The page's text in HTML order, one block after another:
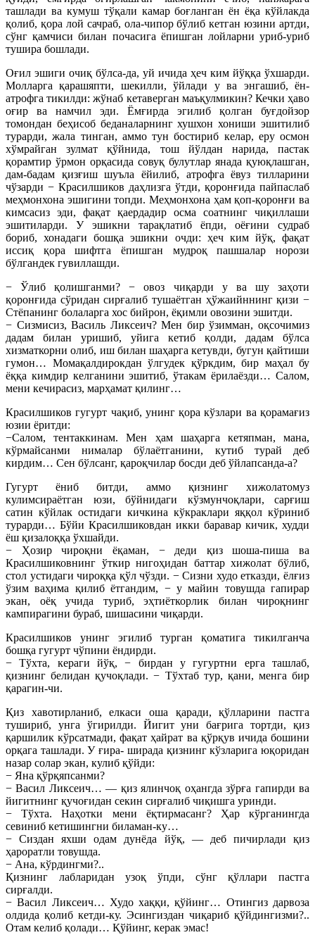
ташлади ва кумуш тўқали камар боғланган ён ёқа кўйлакда
қолиб, қора лой сачраб, ола-чипор бўлиб кетган юзини артди,
сўнг қамчиси билан почасига ёпишган лойларни уриб-уриб
тушира бошлади.
Оғил эшиги очиқ бўлса-да, уй ичида ҳеч ким йўққа ўхшарди.
Молларга қарашяпти, шекилли, ўйлади у ва энгашиб, ён-
атрофга тикилди: жўнаб кетаверган маъқулмикин? Кечки ҳаво
оғир ва намчил эди. Ёмғирда эгилиб қолган буғдойзор
томондан беҳисоб беданаларнинг хушхон хониши эшитилиб
турарди, жала тинган, аммо тун бостириб келар, еру осмон
хўмрайган зулмат қўйнида, тош йўлдан нарида, пастак
қорамтир ўрмон орқасида совуқ булутлар янада қуюқлашган,
дам-бадам қизғиш шуъла ёйилиб, атрофга ёвуз тилларини
чўзарди − Красилшиков даҳлизга ўтди, қоронғида пайпаслаб
меҳмонхона эшигини топди. Меҳмонхона ҳам қоп-қоронғи ва
кимсасиз эди, фақат қаердадир осма соатнинг чиқиллаши
эшитиларди. У эшикни тарақлатиб ёпди, оёғини судраб
бориб, хонадаги бошқа эшикни очди: ҳеч ким йўқ, фақат
иссиқ қора шифтга ёпишган мудроқ пашшалар норози
бўлгандек гувиллашди.
− Ўлиб қолишганми? − овоз чиқарди у ва шу заҳоти
қоронғида сўридан сирғалиб тушаётган ҳўжаийннинг қизи −
Стёпанинг болаларга хос бийрон, ёқимли овозини эшитди.
− Сизмисиз, Василь Ликсеич? Мен бир ўзимман, оқсочимиз
дадам билан уришиб, уйига кетиб қолди, дадам бўлса
хизматкорни олиб, иш билан шаҳарга кетувди, бугун қайтиши
гумон… Момақалдирокдан ўлгудек қўркдим, бир маҳал бу
ёққа кимдир келганини эшитиб, ўтакам ёрилаёзди… Салом,
мени кечирасиз, марҳамат қилинг…
Красилшиков гугурт чақиб, унинг қора кўзлари ва қорамағиз
юзии ёритди:
−Салом, тентаккинам. Мен ҳам шаҳарга кетяпман, мана,
кўрмайсанми нималар бўлаётганини, кутиб турай деб
кирдим… Сен бўлсанг, қароқчилар босди деб ўйлапсанда-а?
Гугурт ёниб битди, аммо қизнинг хижолатомуз
кулимсираётган юзи, бўйнидаги кўзмунчоқлари, сарғиш
сатин кўйлак остидаги кичкина кўкраклари яққол кўриниб
турарди… Бўйи Красилшиковдан икки баравар кичик, худди
ёш қизалоққа ўхшайди.
− Ҳозир чироқни ёқаман, − деди қиз шоша-пиша ва
Красилшиковнинг ўткир нигоҳидан баттар хижолат бўлиб,
стол устидаги чироққа қўл чўзди. − Сизни худо етказди, ёлғиз
ўзим ваҳима қилиб ётгандим, − у майин товушда гапирар
экан, оёқ учида туриб, эҳтиёткорлик билан чироқнинг
кампирагини бураб, шишасини чиқарди.
Красилшиков унинг эгилиб турган қоматига тикилганча
бошқа гугурт чўпини ёндирди.
− Тўхта, кераги йўқ, − бирдан у гугуртни ерга ташлаб,
қизнинг белидан қучоқлади. − Тўхтаб тур, қани, менга бир
қарагин-чи.
Қиз хавотирланиб, елкаси оша қаради, қўлларини пастга
тушириб, унга ўгирилди. Йигит уни бағрига тортди, қиз
қаршилик кўрсатмади, фақат ҳайрат ва қўрқув ичида бошини
орқага ташлади. У ғира- ширада қизнинг кўзларига юқоридан
назар солар экан, кулиб қўйди:
− Яна қўрқяпсанми?
− Васил Ликсеич… — қиз ялинчоқ оҳангда зўрға гапирди ва
йигитнинг қучоғидан секин сирғалиб чиқишга уринди.
− Тўхта. Наҳотки мени ёқтирмасанг? Ҳар кўрганингда
севиниб кетишингни биламан-ку…
− Сиздан яхши одам дунёда йўқ, — деб пичирлади қиз
ҳароратли товушда.
− Ана, кўрдингми?..
Қизнинг лабларидан узоқ ўпди, сўнг қўллари пастга
сирғалди.
− Васил Ликсеич… Худо хаққи, қўйинг… Отингиз дарвоза
олдида қолиб кетди-ку. Эсингиздан чиқариб қўйдингизми?..
Отам келиб қолади… Қўйинг, керак эмас!